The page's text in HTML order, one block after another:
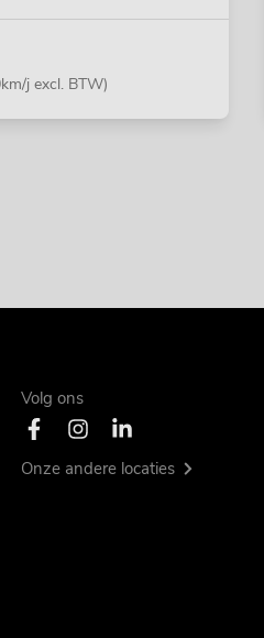
j excl. BTW)
Volg ons
Onze andere locaties